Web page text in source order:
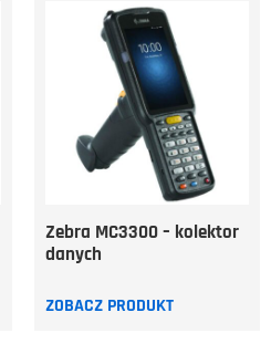
Zebra MC3300 – kolektor
danych
ZOBACZ PRODUKT